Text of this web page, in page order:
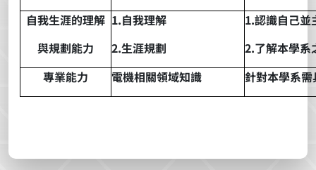
自我生涯的理解
與規劃能力
1.自我理解
2.生涯規劃
1.認識自己並
2.了解本學系
專業能力
電機相關領域知識 針對本學系